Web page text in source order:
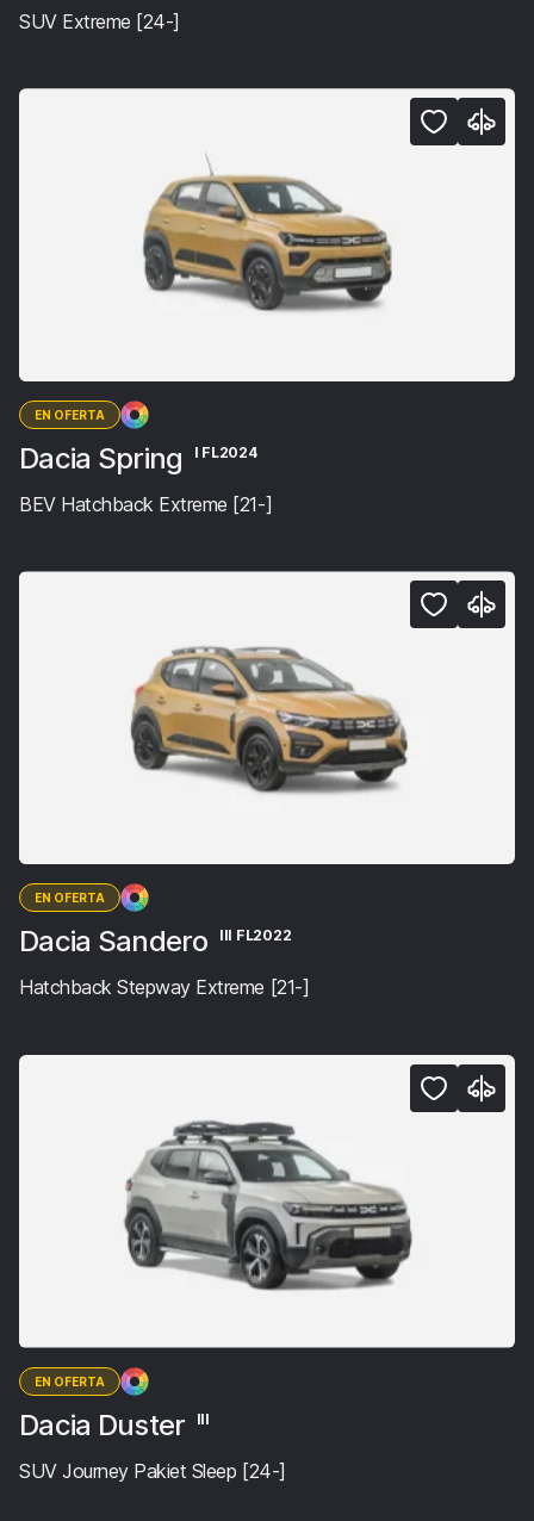
SUV Extreme [24-]
EN OFERTA
Dacia Spring I FL2024
BEV Hatchback Extreme [21-]
EN OFERTA
Dacia Sandero III FL2022
Hatchback Stepway Extreme [21-]
EN OFERTA
Dacia Duster III
SUV Journey Pakiet Sleep [24-]